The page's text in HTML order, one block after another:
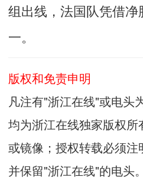
组出线，法国队凭借
一。
版权和免责申明
凡注有"浙江在线"或电头
均为浙江在线独家版权
或镜像；授权转载必须注
并保留"浙江在线"的电头。